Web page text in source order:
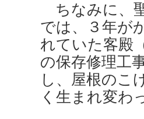
ちなみに、
では、３年が
れていた客殿
の保存修理工
し、屋根のこ
く生まれ変わ